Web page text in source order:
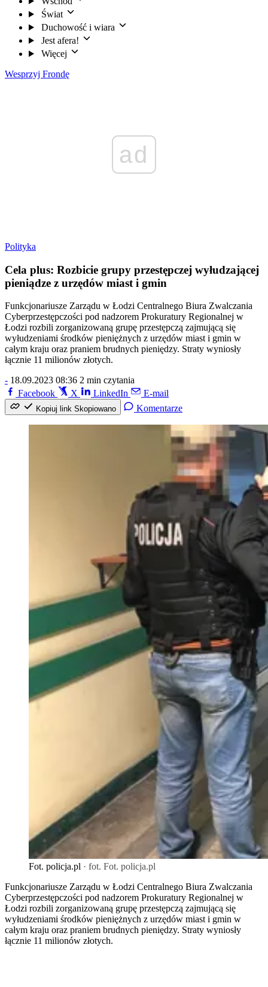
Świat
Duchowość i wiara
Jest afera!
Więcej
Wesprzyj Frondę
ad
Polityka
Cela plus: Rozbicie grupy przestępczej wyłudzającej
pieniądze z urzędów miast i gmin
Funkcjonariusze Zarządu w Łodzi Centralnego Biura Zwalczania
Cyberprzestępczości pod nadzorem Prokuratury Regionalnej w
Łodzi rozbili zorganizowaną grupę przestępczą zajmującą się
wyłudzeniami środków pieniężnych z urzędów miast i gmin w
całym kraju oraz praniem brudnych pieniędzy. Straty wyniosły
łącznie 11 milionów złotych.
- 18.09.2023 08:36 2 min czytania
Facebook
X LinkedIn E-mail
Kopiuj link Skopiowano Komentarze
Fot. policja.pl · fot. Fot. policja.pl
Funkcjonariusze Zarządu w Łodzi Centralnego Biura Zwalczania
Cyberprzestępczości pod nadzorem Prokuratury Regionalnej w
Łodzi rozbili zorganizowaną grupę przestępczą zajmującą się
wyłudzeniami środków pieniężnych z urzędów miast i gmin w
całym kraju oraz praniem brudnych pieniędzy. Straty wyniosły
łącznie 11 milionów złotych.